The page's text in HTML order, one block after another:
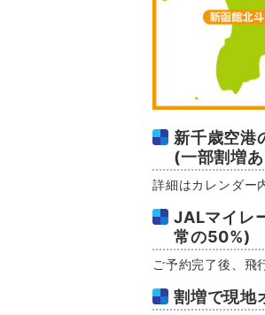
新千歳空港
(一部割増
詳細はカレンダー
JALマイレ
常の50%)
ご予約完了後、飛
割増で現地